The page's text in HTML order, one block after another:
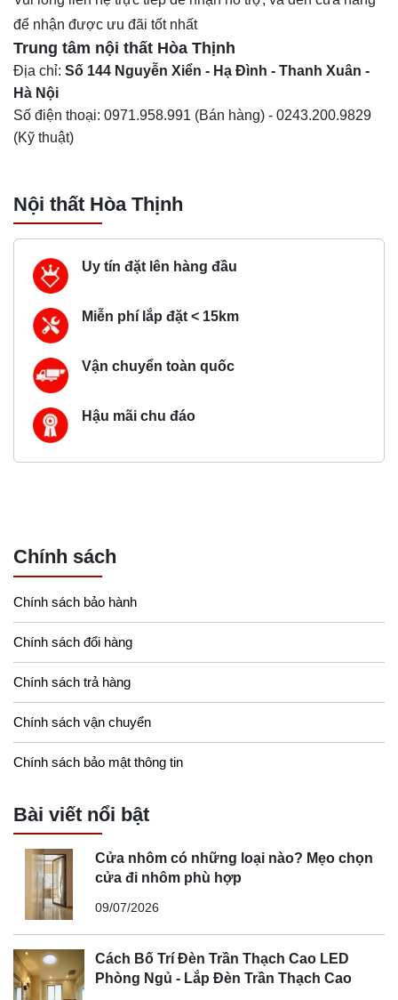
để nhận được ưu đãi tốt nhất
Trung tâm nội thất Hòa Thịnh
Địa chỉ: Số 144 Nguyễn Xiển - Hạ Đình - Thanh Xuân -
Hà Nội
Số điện thoại: 0971.958.991 (Bán hàng) - 0243.200.9829
(Kỹ thuật)
Nội thất Hòa Thịnh
Uy tín đặt lên hàng đầu
Miễn phí lắp đặt < 15km
Vận chuyển toàn quốc
Hậu mãi chu đáo
Chính sách
Chính sách bảo hành
Chính sách đổi hàng
Chính sách trả hàng
Chính sách vận chuyển
Chính sách bảo mật thông tin
Bài viết nổi bật
Cửa nhôm có những loại nào? Mẹo chọn
cửa đi nhôm phù hợp
09/07/2026
Cách Bố Trí Đèn Trần Thạch Cao LED
Phòng Ngủ - Lắp Đèn Trần Thạch Cao